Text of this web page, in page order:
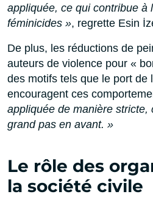
appliquée, ce qui contribue à
féminicides », regrette Esin
De plus, les réductions de
auteurs de violence pour «
des motifs tels que le port de
encouragent ces
appliquée de manière stricte,
grand pas en avant. »
Le rôle des
la société civile